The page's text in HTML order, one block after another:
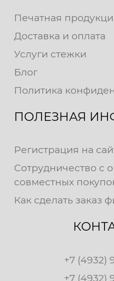
Печатная
Доставка и оплата
Услуги стежки
Блог
Политика
ПОЛЕЗНАЯ
Регистрация на
Сотрудничество с
совместных
Как сделать заказ
+7 (4932)
+7 (4932)